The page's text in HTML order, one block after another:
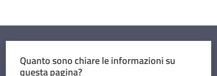
Quanto sono chiare le informazioni su
questa pagina?